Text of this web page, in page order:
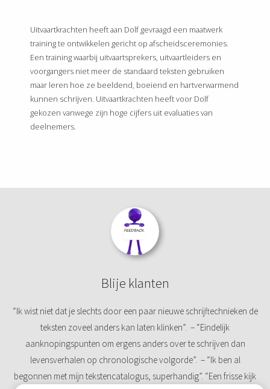
Uitvaartkrachten heeft aan Dolf gevraagd een maatwerk
training te ontwikkelen gericht op afscheidsceremonies.
Een training waarbij uitvaartsprekers, uitvaartleiders en
voorgangers niet meer de standaard teksten gebruiken
maar leren hoe ze beeldend, boeiend en hartverwarmend
kunnen schrijven. Uitvaartkrachten heeft voor Dolf
gekozen vanwege zijn hoge cijfers uit evaluaties van
deelnemers.
Blije klanten
“Ik wist niet dat je slechts door een paar nieuwe schrijftechnieken de
teksten zoveel anders kan laten klinken”. – “Eindelijk
aanknopingspunten om ergens anders over te schrijven dan
levensverhalen op chronologische volgorde”. – “Ik ben al
begonnen met mijn tekstencatalogus, superhandig”. “Een frisse kijk